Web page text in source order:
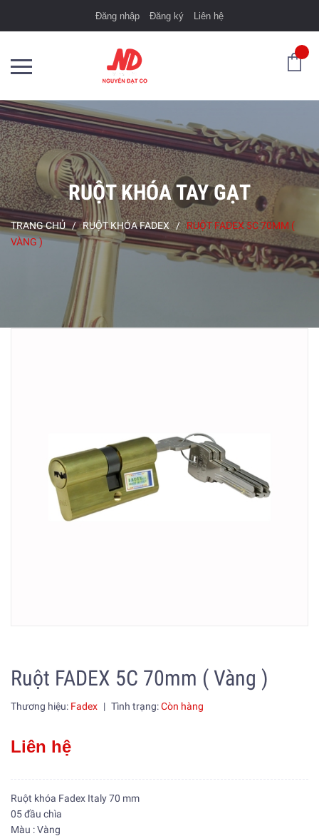
Đăng nhập Đăng ký Liên hệ
RUỘT KHÓA TAY GẠT
TRANG CHỦ / RUỘT KHÓA FADEX / RUỘT FADEX 5C 70MM (
VÀNG )
Ruột FADEX 5C 70mm ( Vàng )
Thương hiệu: Fadex | Tình trạng:Còn hàng
Liên hệ
Ruột khóa Fadex Italy 70 mm
05 đầu chìa
Màu : Vàng